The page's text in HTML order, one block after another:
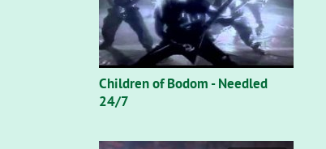
Children of Bodom - Needled
24/7